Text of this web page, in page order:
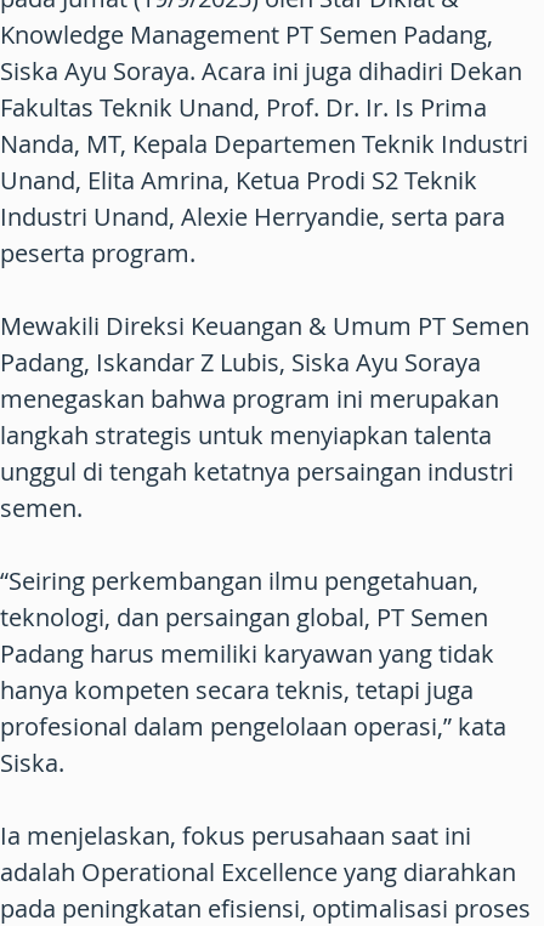
Knowledge Management PT Semen Padang,
Siska Ayu Soraya. Acara ini juga dihadiri Dekan
Fakultas Teknik Unand, Prof. Dr. Ir. Is Prima
Nanda, MT, Kepala Departemen Teknik Industri
Unand, Elita Amrina, Ketua Prodi S2 Teknik
Industri Unand, Alexie Herryandie, serta para
peserta program.
Mewakili Direksi Keuangan & Umum PT Semen
Padang, Iskandar Z Lubis, Siska Ayu Soraya
menegaskan bahwa program ini merupakan
langkah strategis untuk menyiapkan talenta
unggul di tengah ketatnya persaingan industri
semen.
“Seiring perkembangan ilmu pengetahuan,
teknologi, dan persaingan global, PT Semen
Padang harus memiliki karyawan yang tidak
hanya kompeten secara teknis, tetapi juga
profesional dalam pengelolaan operasi,” kata
Siska.
Ia menjelaskan, fokus perusahaan saat ini
adalah Operational Excellence yang diarahkan
pada peningkatan efisiensi, optimalisasi proses